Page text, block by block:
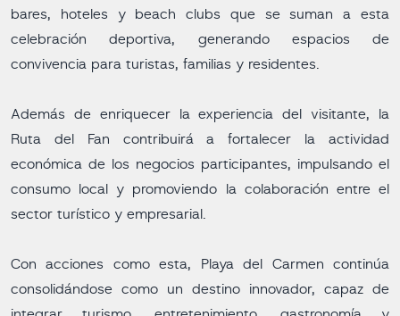
bares, hoteles y beach clubs que se suman a esta
celebración deportiva, generando espacios de
convivencia para turistas, familias y residentes.
Además de enriquecer la experiencia del visitante, la
Ruta del Fan contribuirá a fortalecer la actividad
económica de los negocios participantes, impulsando el
consumo local y promoviendo la colaboración entre el
sector turístico y empresarial.
Con acciones como esta, Playa del Carmen continúa
consolidándose como un destino innovador, capaz de